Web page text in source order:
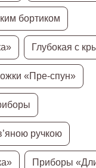
бортиком
Глубокая с
«Пре-спун»
ручкою
Приборы